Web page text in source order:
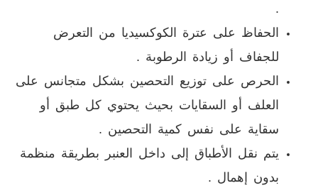
.
الحفاظ على عترة الكوكسيديا من التعرض
للجفاف أو زيادة الرطوبة .
الحرص على توزيع التحصين بشكل متجانس على
العلف أو السقايات بحيث يحتوي كل طبق أو
سقاية على نفس كمية التحصين .
يتم نقل الأطباق إلى داخل العنبر بطريقة منظمة
بدون إهمال .